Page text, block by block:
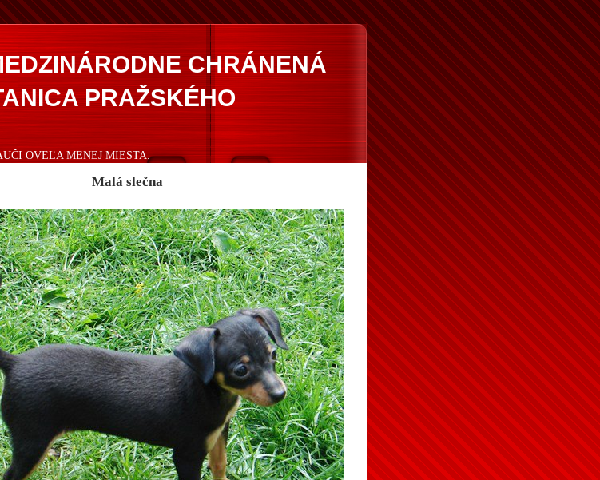
CHRÁNENÁ
PRAŽSKÉHO
OVEĽA MENEJ MIESTA.
Malá slečna